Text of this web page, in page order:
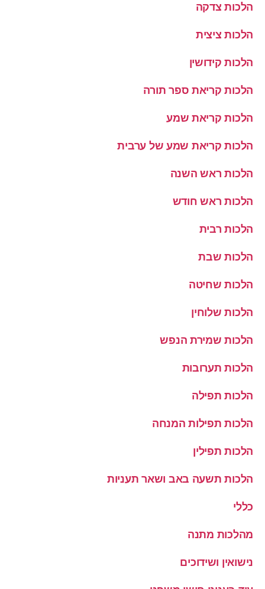
הלכות צדקה
הלכות ציצית
הלכות קידושין
הלכות קריאת ספר תורה
הלכות קריאת שמע
הלכות קריאת שמע של ערבית
הלכות ראש השנה
הלכות ראש חודש
הלכות רבית
הלכות שבת
הלכות שחיטה
הלכות שלוחין
הלכות שמירת הנפש
הלכות תערובות
הלכות תפילה
הלכות תפילות המנחה
הלכות תפילין
הלכות תשעה באב ושאר תעניות
כללי
מהלכות מתנה
נישואין ושידוכים